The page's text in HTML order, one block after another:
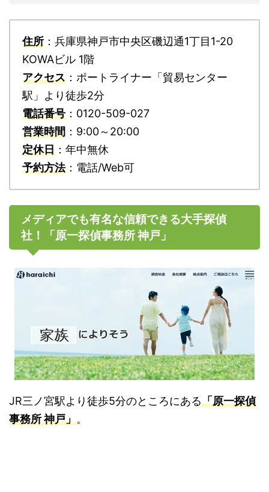
住所 ：兵庫県神戸市中央区磯辺通1丁目1-20
KOWAビル 1階
アクセス ：ポートライナー「貿易センター
駅」より徒歩2分
電話番号 ：0120-509-027
営業時間 ：9:00～20:00
定休日 ：年中無休
予約方法：電話/Web可
メディアでも有名な信頼できる大手探偵
社！「原一探偵事務所 神戸」
JR三ノ宮駅より徒歩5分のところにある「原一探偵
事務所 神戸」。